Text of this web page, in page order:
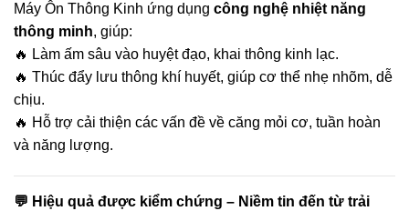
Máy Ôn Thông Kinh ứng dụng công nghệ nhiệt năng
thông minh, giúp:
🔥 Làm ấm sâu vào huyệt đạo, khai thông kinh lạc.
🔥 Thúc đẩy lưu thông khí huyết, giúp cơ thể nhẹ nhõm, dễ
chịu.
🔥 Hỗ trợ cải thiện các vấn đề về căng mỏi cơ, tuần hoàn
và năng lượng.
💬 Hiệu quả được kiểm chứng – Niềm tin đến từ trải